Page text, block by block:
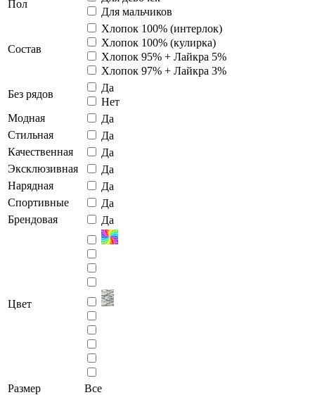
Пол
Для мальчиков
Состав
Хлопок 100% (интерлок)
Хлопок 100% (кулирка)
Хлопок 95% + Лайкра 5%
Хлопок 97% + Лайкра 3%
Без рядов
Да
Нет
Модная
Да
Стильная
Да
Качественная
Да
Эксклюзивная
Да
Нарядная
Да
Спортивные
Да
Брендовая
Да
Цвет
Размер
Все